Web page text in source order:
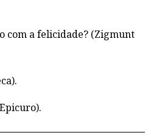
com a felicidade? (Zigmunt